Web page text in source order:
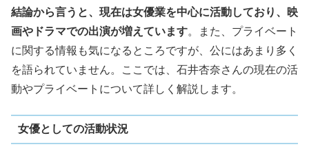
結論から言うと、現在は女優業を中心に活動しており、映
画やドラマでの出演が増えています。また、プライベート
に関する情報も気になるところですが、公にはあまり多く
を語られていません。ここでは、石井杏奈さんの現在の活
動やプライベートについて詳しく解説します。
女優としての活動状況